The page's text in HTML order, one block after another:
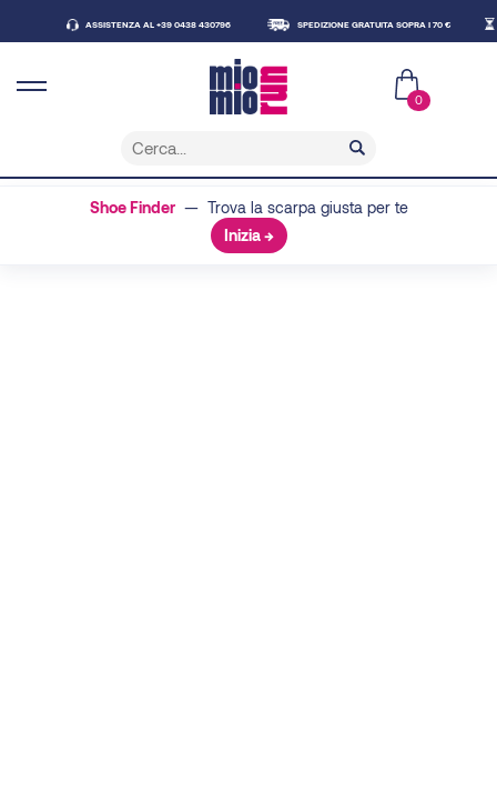
ASSISTENZA AL +39 0438 430796 SPEDIZIONE GRATUITA SOPRA I 70 €
0
Shoe Finder— Trova la scarpa giusta per te
Inizia →